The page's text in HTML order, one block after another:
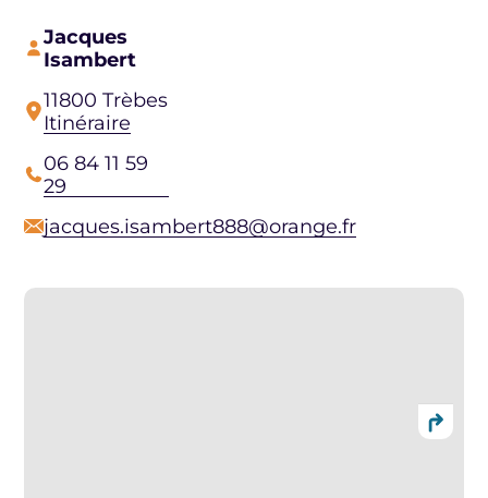
Jacques
Isambert
11800 Trèbes
Itinéraire
06 84 11 59
29
jacques.isambert888@orange.fr